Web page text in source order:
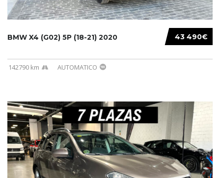
43 490€
BMW X4 (G02) 5P (18-21) 2020
142790 km AUTOMATICO